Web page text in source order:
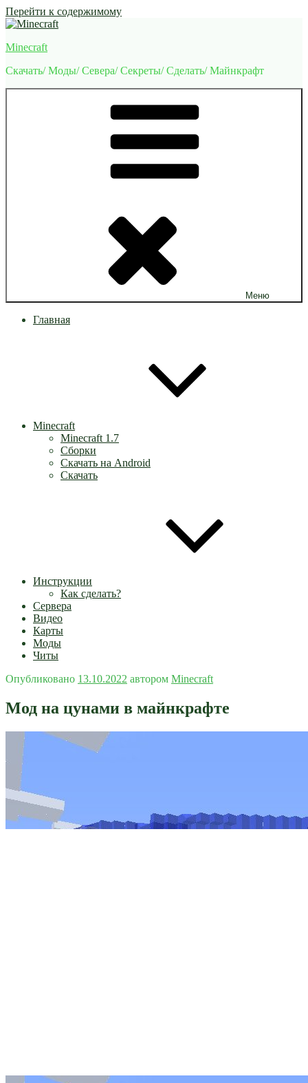
Перейти к содержимому
Minecraft
Скачать/ Моды/ Севера/ Секреты/ Сделать/ Майнкрафт
Меню
Главная
Minecraft
Minecraft 1.7
Сборки
Скачать на Android
Скачать
Инструкции
Как сделать?
Сервера
Видео
Карты
Моды
Читы
Опубликовано 13.10.2022 автором Minecraft
Мод на цунами в майнкрафте